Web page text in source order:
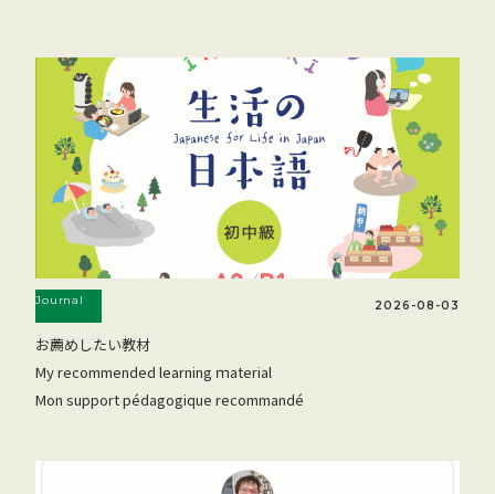
Journal 2026-08-03
お薦めしたい教材
My recommended learning ｍaterial
Mon support pédagogique recommandé